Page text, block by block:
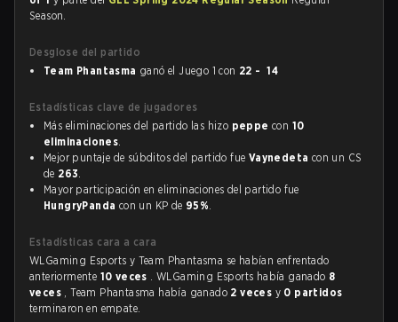
Season.
Desglose del partido
Team Phantasma ganó el Juego 1 con 22 - 14
Estadísticas clave de jugadores
Más eliminaciones del partido las hizo peppe con 10
eliminaciones.
Mejor puntaje de súbditos del partido fue Vaynedeta con un CS
de 263.
Mayor participación en eliminaciones del partido fue
HungryPanda con un KP de 95%.
Estadísticas cara a cara
WLGaming Esports y Team Phantasma se habían enfrentado
anteriormente 10 veces . WLGaming Esports había ganado 8
veces , Team Phantasma había ganado 2 veces y 0 partidos
terminaron en empate.